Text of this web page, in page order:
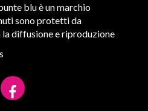
blu è un marchio
sono protetti da
diffusione e riproduzione